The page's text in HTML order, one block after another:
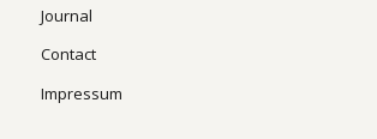
Journal
Contact
Impressum